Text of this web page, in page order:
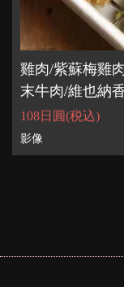
雞肉/紫蘇梅雞
末牛肉/維也納
108日圓(税込)
影像